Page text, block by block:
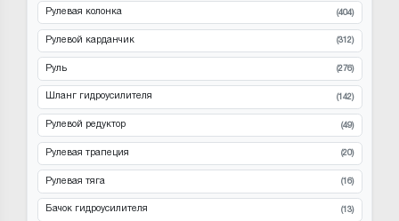
Рулевая колонка (404)
Рулевой карданчик (312)
Руль (276)
Шланг гидроусилителя (142)
Рулевой редуктор (49)
Рулевая трапеция (20)
Рулевая тяга (16)
Бачок гидроусилителя (13)